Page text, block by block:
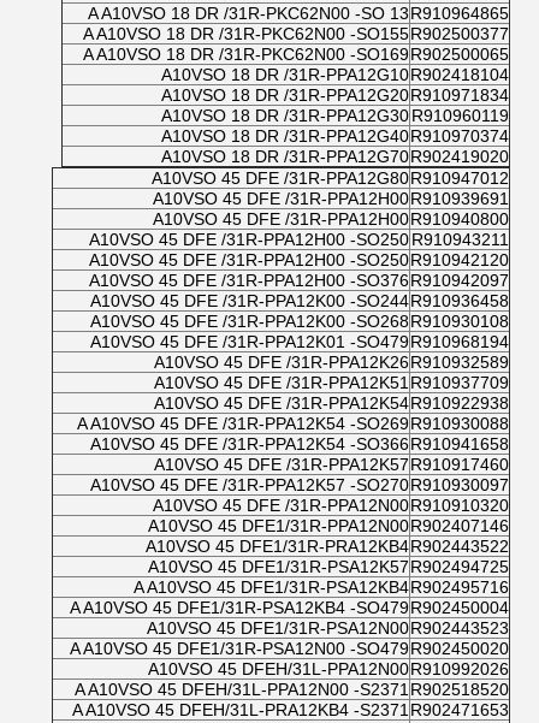
R910964865
A A10VSO 18 DR /31R-PKC62N00 -SO 13
R902500377
A A10VSO 18 DR /31R-PKC62N00 -SO155
R902500065
A A10VSO 18 DR /31R-PKC62N00 -SO169
R902418104
A10VSO 18 DR /31R-PPA12G10
R910971834
A10VSO 18 DR /31R-PPA12G20
R910960119
A10VSO 18 DR /31R-PPA12G30
R910970374
A10VSO 18 DR /31R-PPA12G40
R902419020
A10VSO 18 DR /31R-PPA12G70
R910947012
A10VSO 45 DFE /31R-PPA12G80
R910939691
A10VSO 45 DFE /31R-PPA12H00
R910940800
A10VSO 45 DFE /31R-PPA12H00
R910943211
A10VSO 45 DFE /31R-PPA12H00 -SO250
R910942120
A10VSO 45 DFE /31R-PPA12H00 -SO250
R910942097
A10VSO 45 DFE /31R-PPA12H00 -SO376
R910936458
A10VSO 45 DFE /31R-PPA12K00 -SO244
R910930108
A10VSO 45 DFE /31R-PPA12K00 -SO268
R910968194
A10VSO 45 DFE /31R-PPA12K01 -SO479
R910932589
A10VSO 45 DFE /31R-PPA12K26
R910937709
A10VSO 45 DFE /31R-PPA12K51
R910922938
A10VSO 45 DFE /31R-PPA12K54
R910930088
A A10VSO 45 DFE /31R-PPA12K54 -SO269
R910941658
A10VSO 45 DFE /31R-PPA12K54 -SO366
R910917460
A10VSO 45 DFE /31R-PPA12K57
R910930097
A10VSO 45 DFE /31R-PPA12K57 -SO270
R910910320
A10VSO 45 DFE /31R-PPA12N00
R902407146
A10VSO 45 DFE1/31R-PPA12N00
R902443522
A10VSO 45 DFE1/31R-PRA12KB4
R902494725
A10VSO 45 DFE1/31R-PSA12K57
R902495716
A A10VSO 45 DFE1/31R-PSA12KB4
R902450004
A A10VSO 45 DFE1/31R-PSA12KB4 -SO479
R902443523
A10VSO 45 DFE1/31R-PSA12N00
R902450020
A A10VSO 45 DFE1/31R-PSA12N00 -SO479
R910992026
A10VSO 45 DFEH/31L-PPA12N00
R902518520
A A10VSO 45 DFEH/31L-PPA12N00 -S2371
R902471653
A A10VSO 45 DFEH/31L-PRA12KB4 -S2371